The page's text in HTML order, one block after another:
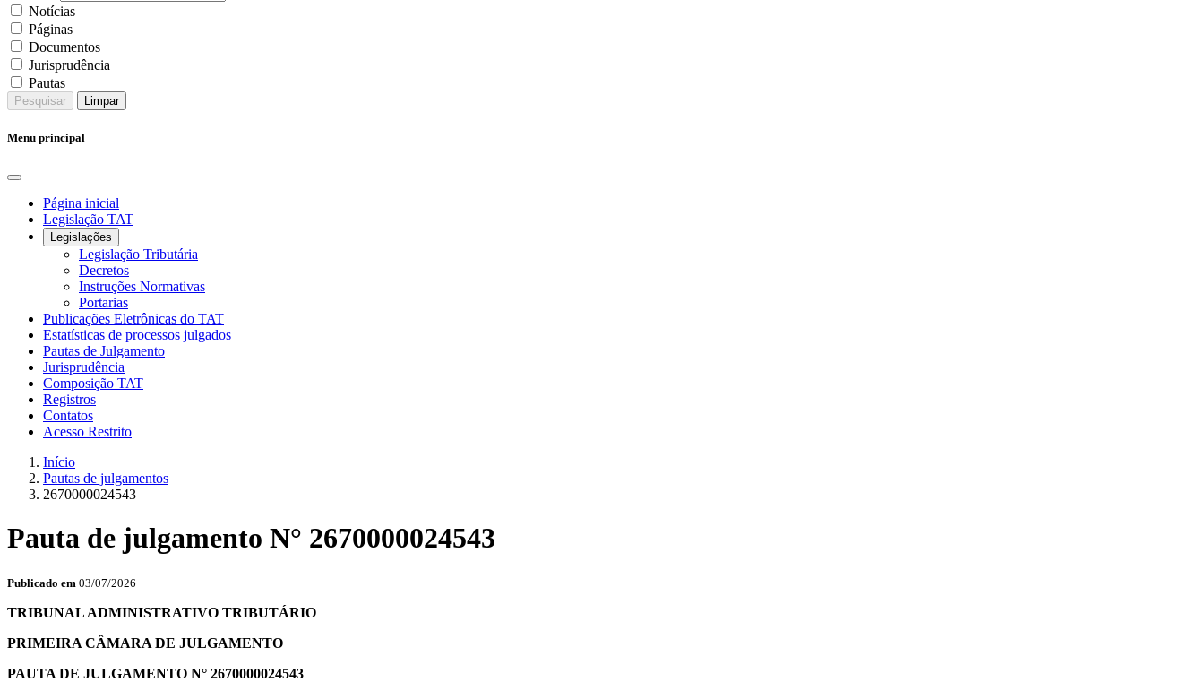
Notícias
Páginas
Documentos
Jurisprudência
Pautas
Pesquisar Limpar
Menu principal
Página inicial
Legislação TAT
Legislações
Legislação Tributária
Decretos
Instruções Normativas
Portarias
Publicações Eletrônicas do TAT
Estatísticas de processos julgados
Pautas de Julgamento
Jurisprudência
Composição TAT
Registros
Contatos
Acesso Restrito
Início
Pautas de julgamentos
2670000024543
Pauta de julgamento N° 2670000024543
Publicado em 03/07/2026
TRIBUNAL ADMINISTRATIVO TRIBUTÁRIO
PRIMEIRA CÂMARA DE JULGAMENTO
PAUTA DE JULGAMENTO N° 2670000024543